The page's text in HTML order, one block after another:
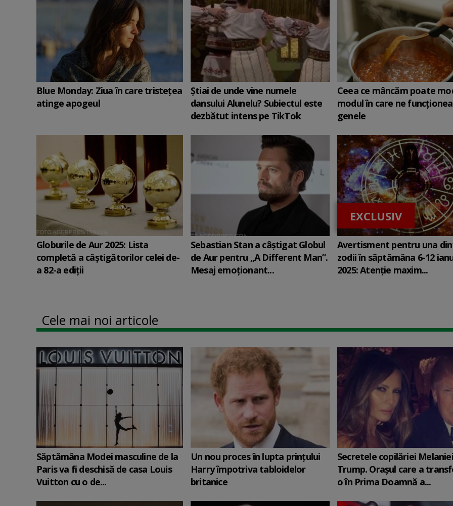
Blue Monday: Ziua în care tristețea
atinge apogeul
Știai de unde vine numele
dansului Alunelu? Subiectul este
dezbătut intens pe TikTok
Ceea ce mâncăm poate
modul în care ne
genele
Globurile de Aur 2025: Lista
completă a câștigătorilor celei de-
a 82-a ediții
Sebastian Stan a câștigat Globul
de Aur pentru „A Different Man”.
Mesaj emoționant...
EXCLUSIV
Avertisment pentru una
zodii în săptămâna 6-12
2025: Atenție maxim...
Cele mai noi articole
Săptămâna Modei masculine de la
Paris va fi deschisă de casa Louis
Vuitton cu o de...
Un nou proces în lupta prinţului
Harry împotriva tabloidelor
britanice
Secretele copilăriei Melaniei
Trump. Orașul care a
o în Prima Doamnă a...